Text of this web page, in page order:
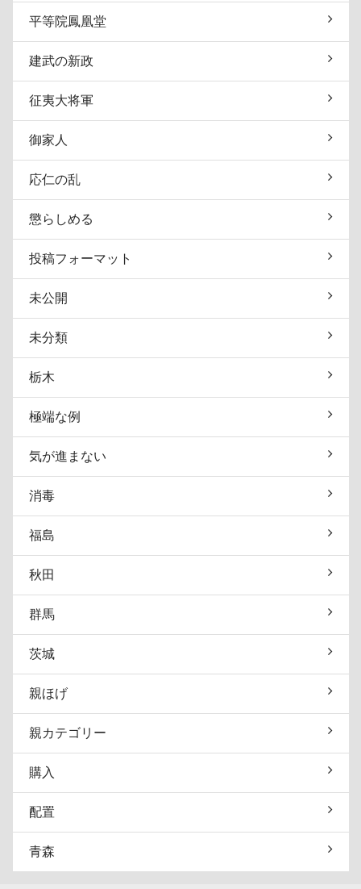
平等院鳳凰堂
建武の新政
征夷大将軍
御家人
応仁の乱
懲らしめる
投稿フォーマット
未公開
未分類
栃木
極端な例
気が進まない
消毒
福島
秋田
群馬
茨城
親ほげ
親カテゴリー
購入
配置
青森